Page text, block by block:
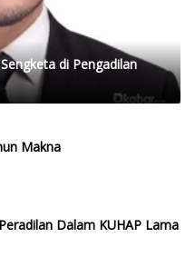
di Pengadilan
Makna
Dalam KUHAP Lama